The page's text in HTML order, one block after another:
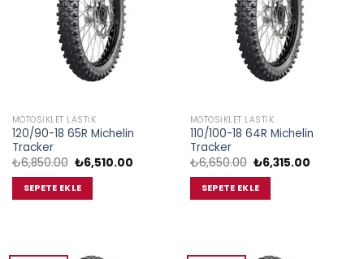
MOTOSIKLET LASTIK
120/90-18 65R Michelin
Tracker
₺6,850.00 Orijinal
fiyat:
₺6,850.00.
₺6,510.00Şu
SEPETE EKLE
MOTOSIKLET LASTIK
110/100-18 64R Michelin
Tracker
₺6,650.00 Orijinal
fiyat:
₺6,650.00.
₺6,315.00Şu
SEPETE EKLE